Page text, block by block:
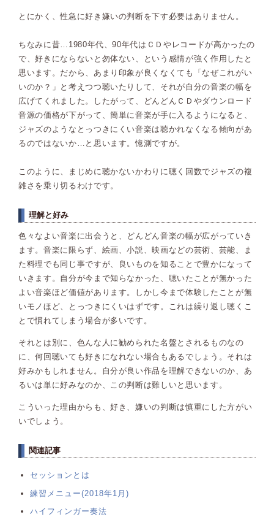
とにかく、性急に好き嫌いの判断を下す必要はありません。
ちなみに昔…1980年代、90年代はＣＤやレコードが高かったの
で、好きにならないと勿体ない、という感情が強く作用したと
思います。だから、あまり印象が良くなくても「なぜこれがい
いのか？」と考えつつ聴いたりして、それが自分の音楽の幅を
広げてくれました。したがって、どんどんＣＤやダウンロード
音源の価格が下がって、簡単に音楽が手に入るようになると、
ジャズのようなとっつきにくい音楽は聴かれなくなる傾向があ
るのではないか…と思います。憶測ですが。
このように、まじめに聴かないかわりに聴く回数でジャズの複
雑さを乗り切るわけです。
理解と好み
色々なよい音楽に出会うと、どんどん音楽の幅が広がっていき
ます。音楽に限らず、絵画、小説、映画などの芸術、芸能、ま
た料理でも同じ事ですが、良いものを知ることで豊かになって
いきます。自分が今まで知らなかった、聴いたことが無かった
よい音楽ほど価値があります。しかし今まで体験したことが無
いモノほど、とっつきにくいはずです。これは繰り返し聴くこ
とで慣れてしまう場合が多いです。
それとは別に、色んな人に勧められた名盤とされるものなの
に、何回聴いても好きになれない場合もあるでしょう。それは
好みかもしれません。自分が良い作品を理解できないのか、あ
るいは単に好みなのか、この判断は難しいと思います。
こういった理由からも、好き、嫌いの判断は慎重にした方がい
いでしょう。
関連記事
セッションとは
練習メニュー(2018年1月)
ハイフィンガー奏法